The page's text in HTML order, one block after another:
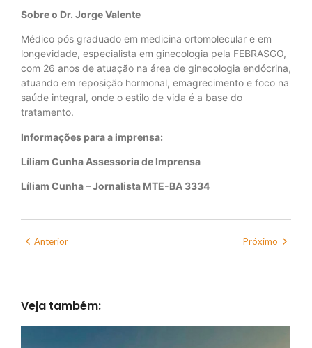
Sobre o Dr. Jorge Valente
Médico pós graduado em medicina ortomolecular e em
longevidade, especialista em ginecologia pela FEBRASGO,
com 26 anos de atuação na área de ginecologia endócrina,
atuando em reposição hormonal, emagrecimento e foco na
saúde integral, onde o estilo de vida é a base do
tratamento.
Informações para a imprensa:
Líliam Cunha Assessoria de Imprensa
Líliam Cunha – Jornalista MTE-BA 3334
Anterior Próximo
Veja também: